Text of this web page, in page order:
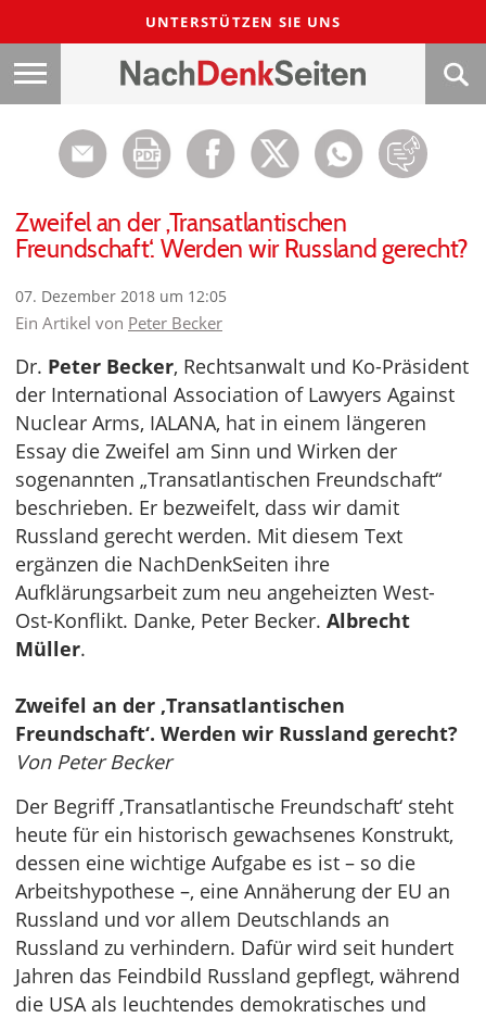
UNTERSTÜTZEN SIE UNS
Zweifel an der ‚Transatlantischen
Freundschaft‘. Werden wir Russland gerecht?
07. Dezember 2018 um 12:05
Ein Artikel von Peter Becker
Dr. Peter Becker, Rechtsanwalt und Ko-Präsident
der International Association of Lawyers Against
Nuclear Arms, IALANA, hat in einem längeren
Essay die Zweifel am Sinn und Wirken der
sogenannten „Transatlantischen Freundschaft“
beschrieben. Er bezweifelt, dass wir damit
Russland gerecht werden. Mit diesem Text
ergänzen die NachDenkSeiten ihre
Aufklärungsarbeit zum neu angeheizten West-
Ost-Konflikt. Danke, Peter Becker. Albrecht
Müller.
Zweifel an der ‚Transatlantischen
Freundschaft‘. Werden wir Russland gerecht?
Von Peter Becker
Der Begriff ‚Transatlantische Freundschaft‘ steht
heute für ein historisch gewachsenes Konstrukt,
dessen eine wichtige Aufgabe es ist – so die
Arbeitshypothese –, eine Annäherung der EU an
Russland und vor allem Deutschlands an
Russland zu verhindern. Dafür wird seit hundert
Jahren das Feindbild Russland gepflegt, während
die USA als leuchtendes demokratisches und